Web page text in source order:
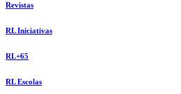
Revistas
RL Iniciativas
RL+65
RL Escolas